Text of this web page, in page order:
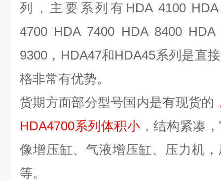
列，主要系列有HDA 4100 HDA
4700 HDA 7400 HDA 8400
9300，HDA47和HDA45系列是直
格非常有优势。
货期方面部分型号国内是有现货的
HDA4700系列体积小 ，结构紧凑
像增压缸、气液增压缸、压力机
等。